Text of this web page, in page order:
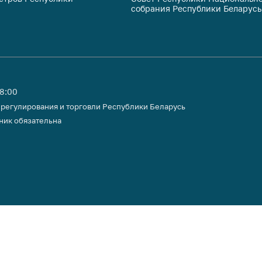
собрания Республики Беларусь
и торговли Республики Беларусь
обязательна